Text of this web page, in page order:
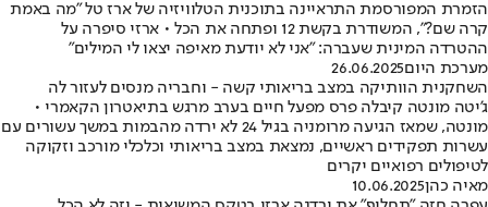
הזמרת המפורסמת התראיינה בתוכנית הטלוויזיה של ארז טל "מה באמת
קרה שם?", המשודרת בקשת 12 ופתחה את הכל • ארזי סיפרה על
ההטרדה המינית שעברה: "אני לא יודעת מאיפה יצאו לי המילים"
מערכת היום26.06.2025
השחקנית הוותיקה במצב בריאותי קשה - וחבריה מנסים לעזור לה
ג'יטה מונטה קיבלה פרס מפעל חיים בערב מרגש בתיאטרון הקאמרי •
מונטה, שמאז הגיעה מרומניה בגיל 24 לא ירדה מהבמות במשך עשורים עם
עשרות תפקידים ראשיים, נמצאת במצב בריאותי וכלכלי מורכב וזקוקה
לטיפולים רפואיים יקרים
מאיה כהן10.06.2025